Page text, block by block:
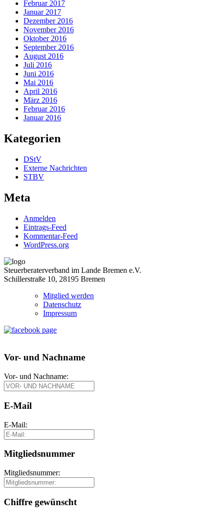
Februar 2017
Januar 2017
Dezember 2016
November 2016
Oktober 2016
September 2016
August 2016
Juli 2016
Juni 2016
Mai 2016
April 2016
März 2016
Februar 2016
Januar 2016
Kategorien
DStV
Externe Nachrichten
STBV
Meta
Anmelden
Eintrags-Feed
Kommentar-Feed
WordPress.org
Steuerberaterverband im Lande Bremen e.V.
Schillerstraße 10, 28195 Bremen
Mitglied werden
Datenschutz
Impressum
Vor- und Nachname
Vor- und Nachname:
E-Mail
E-Mail:
Mitgliedsnummer
Mitgliedsnummer:
Chiffre gewünscht